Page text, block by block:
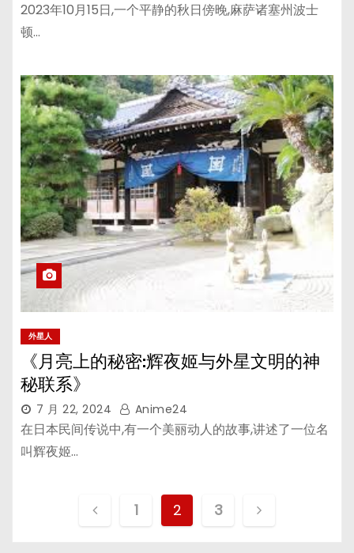
2023年10月15日,一个平静的秋日傍晚,麻萨诸塞州波士
顿…
外星人
《月亮上的秘密:辉夜姬与外星文明的神
秘联系》
7 月 22, 2024 Anime24
在日本民间传说中,有一个美丽动人的故事,讲述了一位名
叫辉夜姬…
文
1 2 3